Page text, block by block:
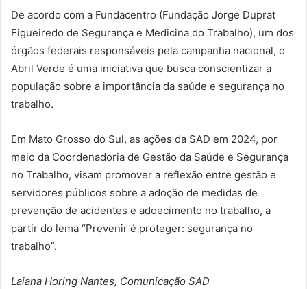
De acordo com a Fundacentro (Fundação Jorge Duprat
Figueiredo de Segurança e Medicina do Trabalho), um dos
órgãos federais responsáveis pela campanha nacional, o
Abril Verde é uma iniciativa que busca conscientizar a
população sobre a importância da saúde e segurança no
trabalho.
Em Mato Grosso do Sul, as ações da SAD em 2024, por
meio da Coordenadoria de Gestão da Saúde e Segurança
no Trabalho, visam promover a reflexão entre gestão e
servidores públicos sobre a adoção de medidas de
prevenção de acidentes e adoecimento no trabalho, a
partir do lema “Prevenir é proteger: segurança no
trabalho”.
Laiana Horing Nantes, Comunicação SAD